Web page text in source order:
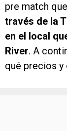
pre match
través de la
en el local
River. A
qué precios